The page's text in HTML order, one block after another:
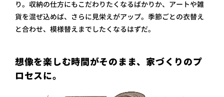
り。収納の仕方にもこだわりたくなるばかりか、アートや雑
貨を混ぜ込めば、さらに見栄えがアップ。季節ごとの衣替え
と合わせ、模様替えまでしたくなるはずだ。
想像を楽しむ時間がそのまま、家づくりのプ
ロセスに。